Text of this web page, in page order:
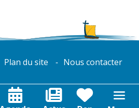
Plan du site Nous contacter